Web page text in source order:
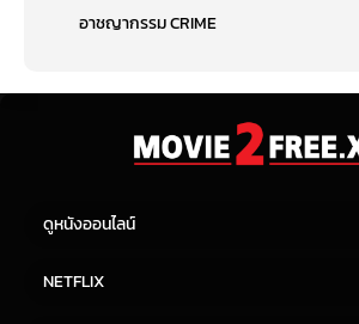
อาชญากรรม CRIME
ดูหนังออนไลน์
NETFLIX